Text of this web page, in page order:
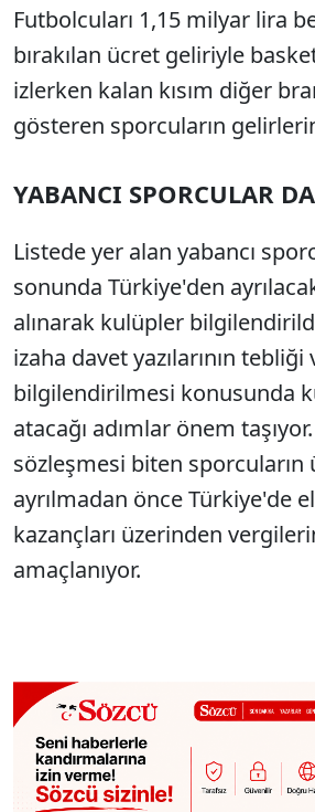
Futbolcuları 1,15 milyar lira
bırakılan ücret geliriyle
izlerken kalan kısım diğer
gösteren sporcuların
YABANCI SPORCULAR
Listede yer alan yabancı
sonunda Türkiye'den
alınarak kulüpler
izaha davet yazılarının
bilgilendirilmesi konusunda
atacağı adımlar önem
sözleşmesi biten sporcuların
ayrılmadan önce Türkiye'de
kazançları üzerinden
amaçlanıyor.